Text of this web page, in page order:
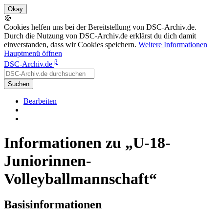
🍪
Cookies helfen uns bei der Bereitstellung von DSC-Archiv.de.
Durch die Nutzung von DSC-Archiv.de erklärst du dich damit
einverstanden, dass wir Cookies speichern. Weitere Informationen
Hauptmenü öffnen
DSC-Archiv.de β
Suchen
Bearbeiten
Informationen zu „U-18-
Juniorinnen-
Volleyballmannschaft“
Basisinformationen